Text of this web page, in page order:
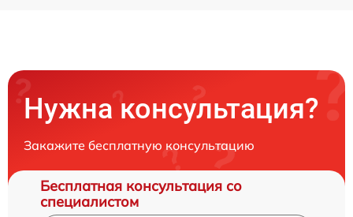
Нужна консультация?
Закажите бесплатную консультацию
Бесплатная консультация со
специалистом